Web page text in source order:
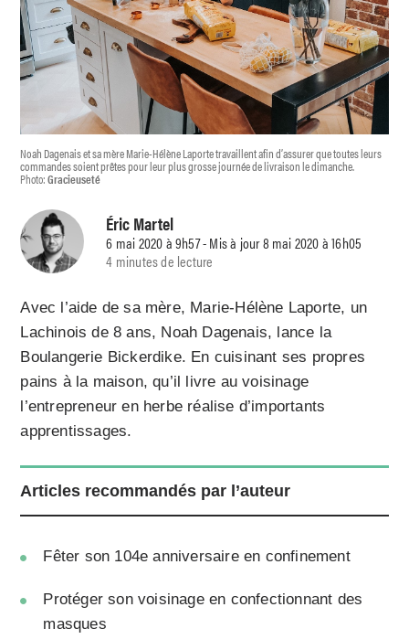
Noah Dagenais et sa mère Marie-Hélène Laporte travaillent afin d’assurer que toutes leurs
commandes soient prêtes pour leur plus grosse journée de livraison le dimanche.
Photo:Gracieuseté
Éric Martel
6 mai 2020 à 9h57 - Mis à jour 8 mai 2020 à 16h05
4 minutes de lecture
Avec l’aide de sa mère, Marie-Hélène Laporte, un
Lachinois de 8 ans, Noah Dagenais, lance la
Boulangerie Bickerdike. En cuisinant ses propres
pains à la maison, qu’il livre au voisinage
l’entrepreneur en herbe réalise d’importants
apprentissages.
Articles recommandés par l’auteur
Fêter son 104e anniversaire en confinement
Protéger son voisinage en confectionnant des
masques